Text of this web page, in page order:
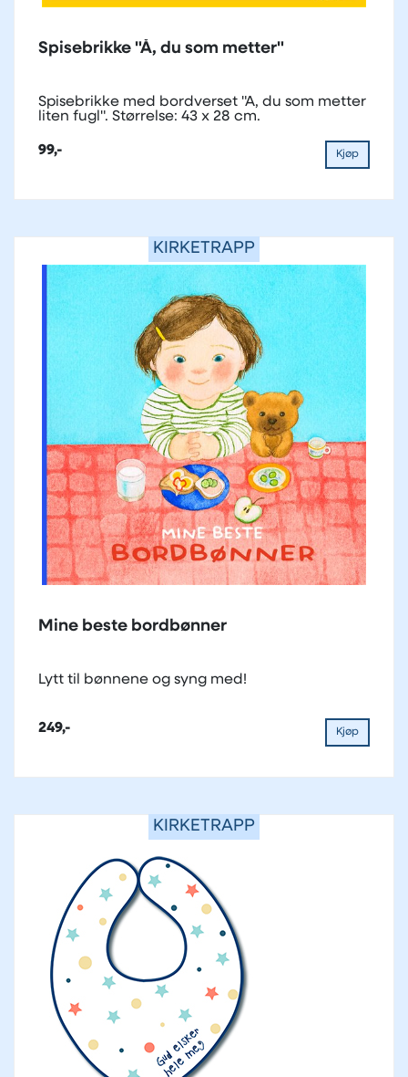
Spisebrikke "Å, du som metter"
Spisebrikke med bordverset "Å, du som metter
liten fugl". Størrelse: 43 x 28 cm.
99,- Kjøp
KIRKETRAPP
Mine beste bordbønner
Lytt til bønnene og syng med!
249,- Kjøp
KIRKETRAPP